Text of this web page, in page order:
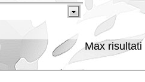
Max risultati